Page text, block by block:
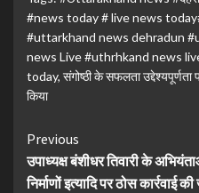
#news today # live news
#uttarkhand news dehradun
news Live #uthrhkand news
today, संगोष्ठी के सफलता उद्देश्यपूर्णता
किया
Continue
Reading
Previous
उपाध्यक्ष बंशीधर तिवारी के
निर्माणों इत्यादि पर ठोस कार्रवाई की